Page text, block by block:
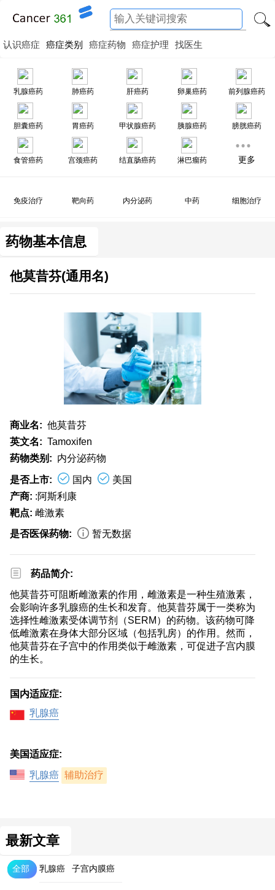
认识癌症 癌症类别 癌症药物 癌症护理 找医生
乳腺癌药 肺癌药 肝癌药 卵巢癌药 前列腺癌药
胆囊癌药 胃癌药 甲状腺癌药 胰腺癌药 膀胱癌药
食管癌药 宫颈癌药 结直肠癌药 淋巴瘤药 更多
免疫治疗 靶向药 内分泌药 中药 细胞治疗
药物基本信息
他莫昔芬(通用名)
商业名: 他莫昔芬
英文名: Tamoxifen
药物类别: 内分泌药物
是否上市:
国内
美国
产商: :阿斯利康
靶点: 雌激素
是否医保药物:
暂无数据
国内适应症:
乳腺癌
美国适应症:
乳腺癌 辅助治疗
药品简介:
他莫昔芬可阻断雌激素的作用，雌激素是一种生殖激素，
会影响许多乳腺癌的生长和发育。他莫昔芬属于一类称为
选择性雌激素受体调节剂（SERM）的药物。该药物可降
低雌激素在身体大部分区域（包括乳房）的作用。然而，
他莫昔芬在子宫中的作用类似于雌激素，可促进子宫内膜
的生长。
最新文章
全部 乳腺癌 子宫内膜癌